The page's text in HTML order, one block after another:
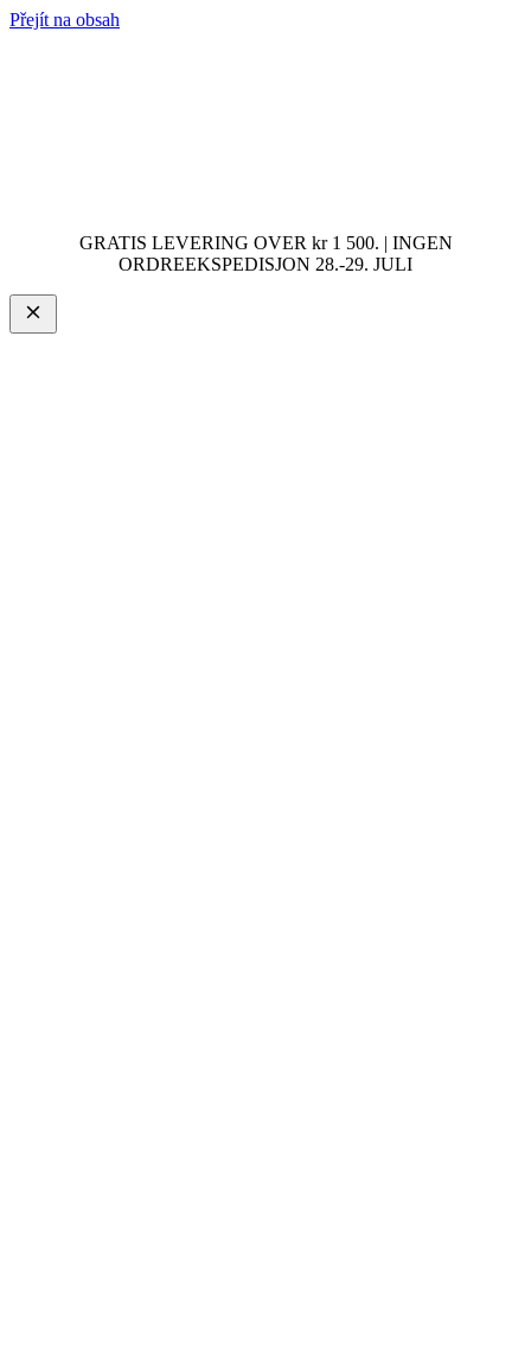
Přejít na obsah
GRATIS LEVERING OVER kr 1 500. | INGEN
ORDREEKSPEDISJON 28.-29. JULI